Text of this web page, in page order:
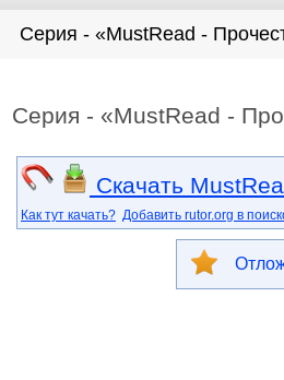
Серия - «MustRead -
Серия - «MustRead -
Скачать
Как тут качать? Добавить rutor.org в